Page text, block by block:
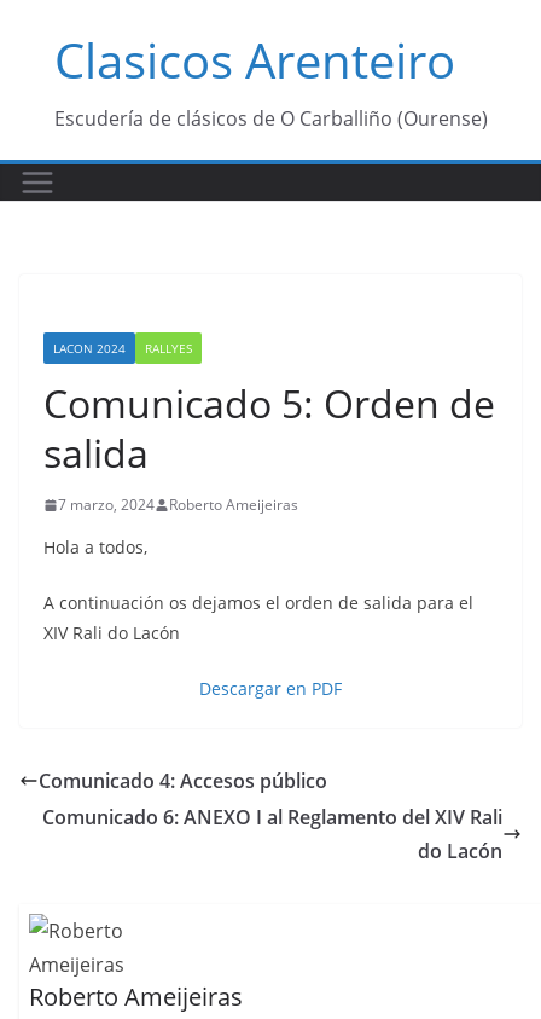
contenidoClasicos Arenteiro
Escudería de clásicos de O Carballiño (Ourense)
LACON 2024 RALLYES
Comunicado 5: Orden de
salida
7 marzo, 2024 Roberto Ameijeiras
Hola a todos,
A continuación os dejamos el orden de salida para el
XIV Rali do Lacón
Descargar en PDF
Comunicado 4: Accesos público
Comunicado 6: ANEXO I al Reglamento del XIV Rali
do Lacón
Roberto Ameijeiras